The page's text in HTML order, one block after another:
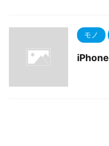
モノ
iPhone